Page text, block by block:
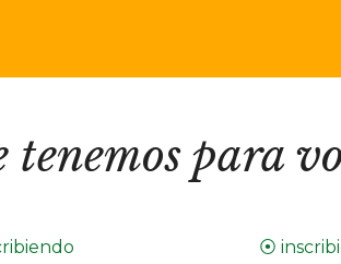
tenemos para
⦿